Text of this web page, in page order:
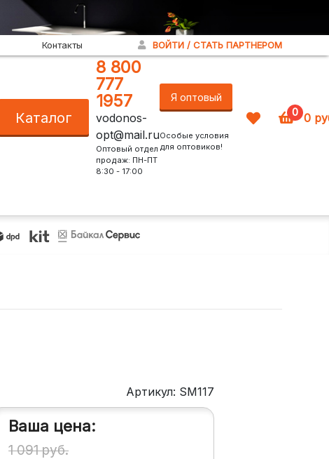
Контакты ВОЙТИ / СТАТЬ ПАРТНЕРОМ
Каталог
8 800
777
1957
vodonos-
opt@mail.ru
Оптовый отдел
продаж: ПН-ПТ
8:30 - 17:00
Я оптовый
Особые условия
для оптовиков!
0 0
Артикул: SM117
Ваша цена:
1 091руб.